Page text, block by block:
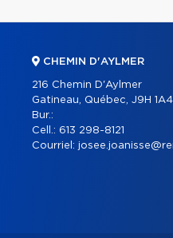
CHEMIN D'AYLMER
216 Chemin D'Aylmer
Gatineau, Québec, J9H 1A4
Bur.:
Cell.: 613 298-8121
Courriel: